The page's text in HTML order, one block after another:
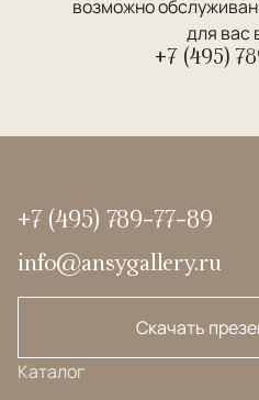
возможно
для вас
+7 (495)
+7 (495) 789-77-89
info@ansygallery.ru
Скачать
Каталог